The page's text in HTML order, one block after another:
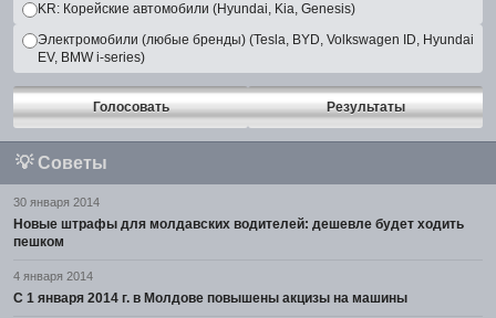
KR: Корейские автомобили (Hyundai, Kia, Genesis)
Электромобили (любые бренды) (Tesla, BYD, Volkswagen ID, Hyundai
EV, BMW i-series)
Голосовать Результаты
💡 Советы
30 января 2014
Новые штрафы для молдавских водителей: дешевле будет ходить
пешком
4 января 2014
С 1 января 2014 г. в Молдове повышены акцизы на машины